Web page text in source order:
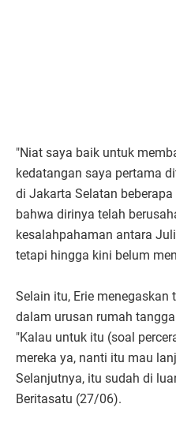
"Niat saya baik untuk
kedatangan saya pertama
di Jakarta Selatan
bahwa dirinya telah
kesalahpahaman antara
tetapi hingga kini belum
Selain itu, Erie
dalam urusan rumah
"Kalau untuk itu (soal
mereka ya, nanti itu mau
Selanjutnya, itu sudah di
Beritasatu (27/06).